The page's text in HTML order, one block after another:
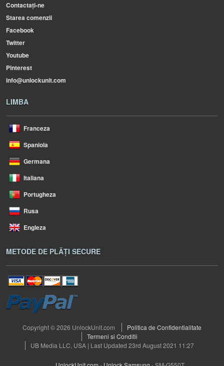
Contactați-ne
Starea comenzii
Facebook
Twitter
Youtube
Pinterest
info@unlockunit.com
LIMBA
Franceza
Spaniola
Germana
Italiana
Portugheza
Rusa
Engleza
METODE DE PLĂȚI SECURE
Copyright © 2026 UnlockUnit.com
Politica de Confidentialitate
Termeni si Conditii
UB Media LLC, USA | Last Updated 23rd August 2021 11:27